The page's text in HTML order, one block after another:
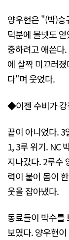
양우현은 "(박)승
덕분에 볼넷도
중하려고 애쓴다
에 살짝 미끄러
다"며 웃었다.
◆이젠 수비가 강
끝이 아니었다. 3
1, 3루 위기. NC
지나갔다. 2루수
력이 붙어 몸이
웃을 잡아냈다.
동료들이 박수를
보였다. 양우현